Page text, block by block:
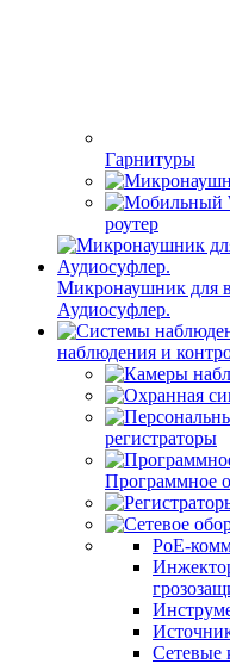
Гарнитуры
роутер
Микронаушник для
Аудиосуфлер.
наблюдения и
регистраторы
Программное
PoE-
Сетевые